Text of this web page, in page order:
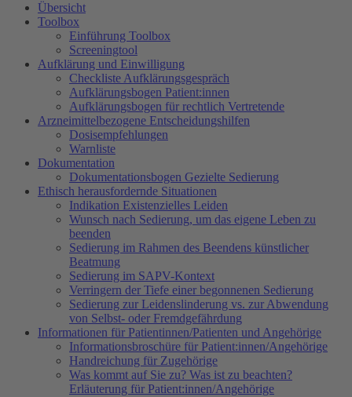
Übersicht
Toolbox
Einführung Toolbox
Screeningtool
Aufklärung und Einwilligung
Checkliste Aufklärungsgespräch
Aufklärungsbogen Patient:innen
Aufklärungsbogen für rechtlich Vertretende
Arzneimittelbezogene Entscheidungshilfen
Dosisempfehlungen
Warnliste
Dokumentation
Dokumentationsbogen Gezielte Sedierung
Ethisch herausfordernde Situationen
Indikation Existenzielles Leiden
Wunsch nach Sedierung, um das eigene Leben zu
beenden
Sedierung im Rahmen des Beendens künstlicher
Beatmung
Sedierung im SAPV-Kontext
Verringern der Tiefe einer begonnenen Sedierung
Sedierung zur Leidenslinderung vs. zur Abwendung
von Selbst- oder Fremdgefährdung
Informationen für Patientinnen/Patienten und Angehörige
Informationsbroschüre für Patient:innen/Angehörige
Handreichung für Zugehörige
Was kommt auf Sie zu? Was ist zu beachten?
Erläuterung für Patient:innen/Angehörige